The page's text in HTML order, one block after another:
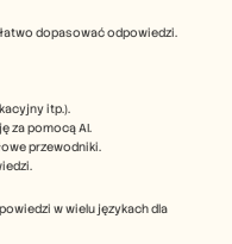
dopasować odpowiedzi.
itp.).
za pomocą AI.
przewodniki.
w wielu językach dla